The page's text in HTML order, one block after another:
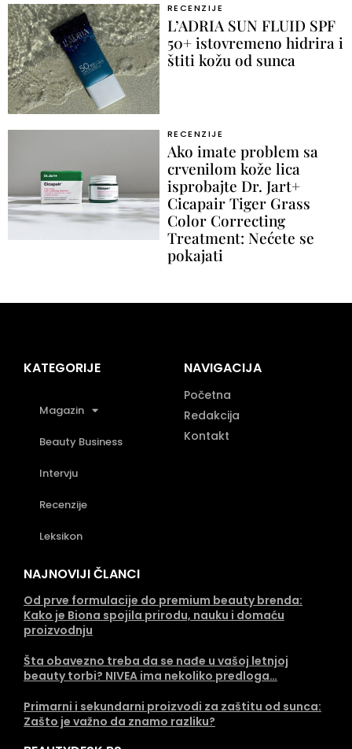
RECENZIJE
L’ADRIA SUN FLUID SPF
50+ istovremeno hidrira i
štiti kožu od sunca
RECENZIJE
Ako imate problem sa
crvenilom kože lica
isprobajte Dr. Jart+
Cicapair Tiger Grass
Color Correcting
Treatment: Nećete se
pokajati
KATEGORIJE
Magazin
Beauty Business
Intervju
Recenzije
Leksikon
NAVIGACIJA
Početna
Redakcija
Kontakt
NAJNOVIJI ČLANCI
Od prve formulacije do premium beauty brenda:
Kako je Biona spojila prirodu, nauku i domaću
proizvodnju
Šta obavezno treba da se nađe u vašoj letnjoj
beauty torbi? NIVEA ima nekoliko predloga…
Primarni i sekundarni proizvodi za zaštitu od sunca:
Zašto je važno da znamo razliku?